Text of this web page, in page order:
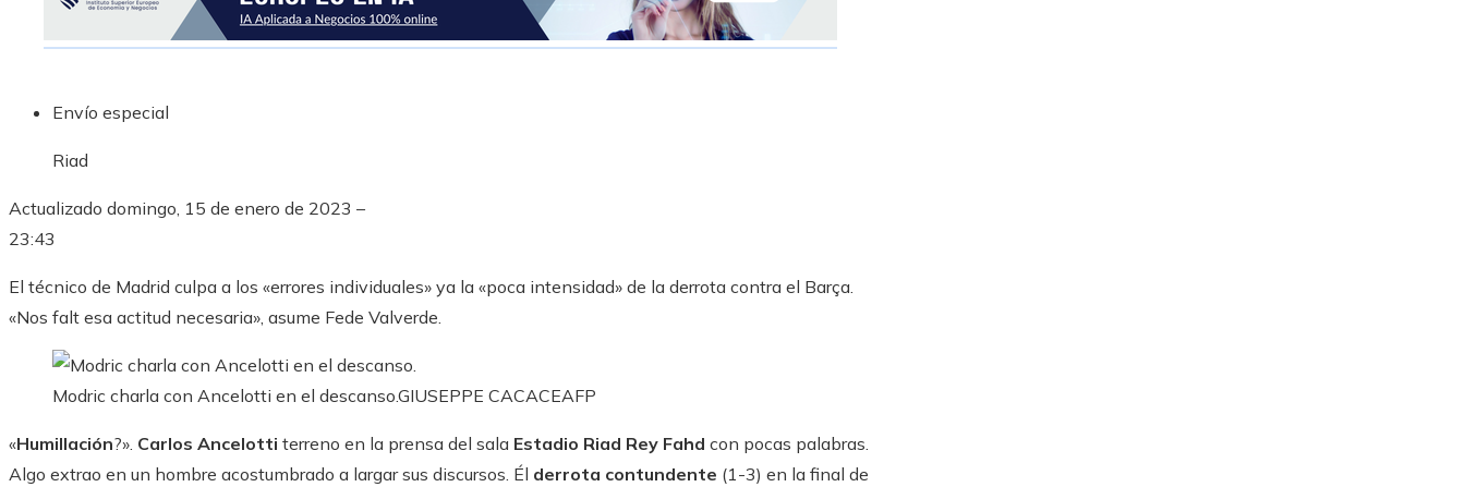
Envío especial
Riad
Actualizado domingo, 15 de enero de 2023 –
23:43
El técnico de Madrid culpa a los «errores individuales» ya la «poca intensidad» de la derrota contra el Barça.
«Nos falt esa actitud necesaria», asume Fede Valverde.
Modric charla con Ancelotti en el descanso.GIUSEPPE CACACEAFP
«Humillación?». Carlos Ancelotti terreno en la prensa del sala Estadio Riad Rey Fahd con pocas palabras.
Algo extrao en un hombre acostumbrado a largar sus discursos. Él derrota contundente (1-3) en la final de